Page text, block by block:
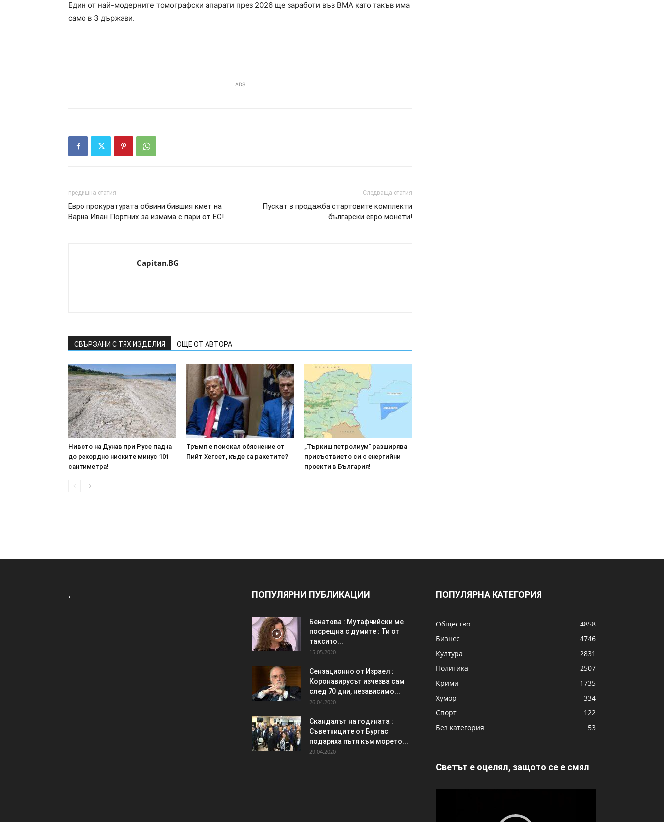
Един от най-модерните томографски апарати през 2026 ще заработи във ВМА като такъв има
само в 3 държави.
ADS
предишна статия
Евро прокуратурата обвини бившия кмет на
Варна Иван Портних за измама с пари от ЕС!
Следваща статия
Пускат в продажба стартовите комплекти
български евро монети!
Capitan.BG
СВЪРЗАНИ С ТЯХ ИЗДЕЛИЯ ОЩЕ ОТ АВТОРА
Нивото на Дунав при Русе падна
до рекордно ниските минус 101
сантиметра!
Тръмп е поискал обяснение от
Пийт Хегсет, къде са ракетите?
„Търкиш петролиум“ разширява
присъствието си с енергийни
проекти в България!
. ПОПУЛЯРНИ ПУБЛИКАЦИИ
Бенатова : Мутафчийски ме
посрещна с думите : Ти от
таксито...
15.05.2020
Сензационно от Израел :
Коронавирусът изчезва сам
след 70 дни, независимо...
26.04.2020
Скандалът на годината :
Съветниците от Бургас
подариха пътя към морето...
29.04.2020
ПОПУЛЯРНА КАТЕГОРИЯ
Общество
4858
Бизнес
4746
Култура
2831
Политика
2507
Крими
1735
Хумор
334
Спорт
122
Без категория
53
Светът е оцелял, защото се е смял